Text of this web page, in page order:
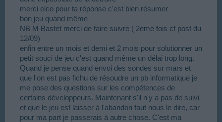
merci elco pour ta réponse c'est bien résumer
bon jeu quand même
NB M Bastet merci de faire suivre ( 2eme fois cf post du
12/09)
enfin entre un mois et demi et 2 mois pour solutionner un
petit souci de jeu c'est quand même un délai trop long.
Quand je pense quand envoi des sondes sur mars et
que l'on est pas fichu de résoudre un pb informatique je
me pose des questions sur les compétences de
certains développeurs. Maintenant s'il n'y a pas de suivi
et que le jeu est laisser à l'abandon faut nous le dire, car
pour ma part je passerais à autre chose. C'est ma